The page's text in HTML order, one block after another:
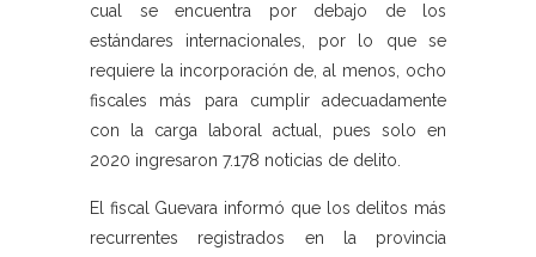
cual se encuentra por debajo de los
estándares internacionales, por lo que se
requiere la incorporación de, al menos, ocho
fiscales más para cumplir adecuadamente
con la carga laboral actual, pues solo en
2020 ingresaron 7.178 noticias de delito.
El fiscal Guevara informó que los delitos más
recurrentes registrados en la provincia